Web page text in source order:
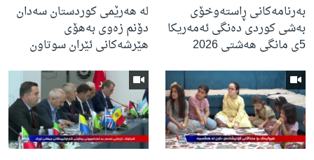
بەرنامەکانی ڕاستەوخۆی
بەشی کوردی دەنگی ئەمەریکا
5ی مانگی هەشتی 2026
لە هەرێمی کوردستان سەدان
دۆنم زەوی بەهۆی
هێرشەکانی ئێران سوتاون